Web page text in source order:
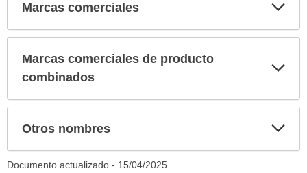
Marcas comerciales
Marcas comerciales de producto
combinados
Otros nombres
Documento actualizado - 15/04/2025